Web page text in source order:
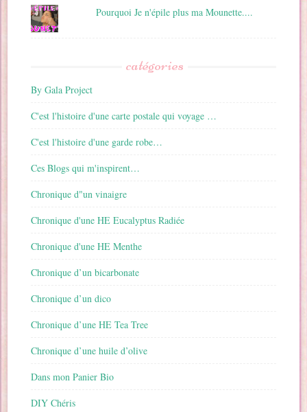
Pourquoi Je n'épile plus ma Mounette....
catégories
By Gala Project
C'est l'histoire d'une carte postale qui voyage …
C'est l'histoire d'une garde robe…
Ces Blogs qui m'inspirent…
Chronique d"un vinaigre
Chronique d'une HE Eucalyptus Radiée
Chronique d'une HE Menthe
Chronique d’un bicarbonate
Chronique d’un dico
Chronique d’une HE Tea Tree
Chronique d’une huile d’olive
Dans mon Panier Bio
DIY Chéris